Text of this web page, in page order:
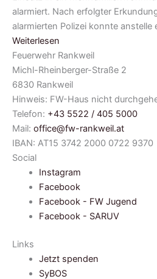
alarmiert. Nach erfolgter
alarmierten Polizei konnte anstelle
Weiterlesen
Feuerwehr Rankweil
Michl-Rheinberger-Straße 2
6830 Rankweil
Hinweis: FW-Haus nicht
Telefon: +43 5522 / 405 5000
Mail: office@fw-rankweil.at
IBAN: AT15 3742 2000 0722 9370
Social
Instagram
Facebook
Facebook - FW Jugend
Facebook - SARUV
Links
Jetzt spenden
SyBOS